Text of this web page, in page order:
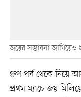
জয়ের সম্ভাবনা জাগিয়েও
গ্রুপ পর্ব থেকে নিয়ে
প্রথম ম্যাচে জয়